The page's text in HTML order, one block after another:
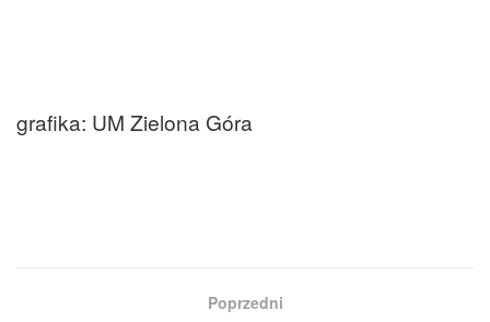
grafika: UM Zielona Góra
Poprzedni